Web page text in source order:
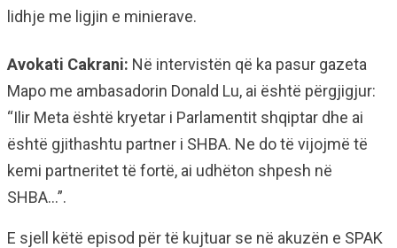
lidhje me ligjin e minierave.
Avokati Cakrani: Në intervistën që ka pasur gazeta
Mapo me ambasadorin Donald Lu, ai është përgjigjur:
“Ilir Meta është kryetar i Parlamentit shqiptar dhe ai
është gjithashtu partner i SHBA. Ne do të vijojmë të
kemi partneritet të fortë, ai udhëton shpesh në
SHBA…”.
E sjell këtë episod për të kujtuar se në akuzën e SPAK